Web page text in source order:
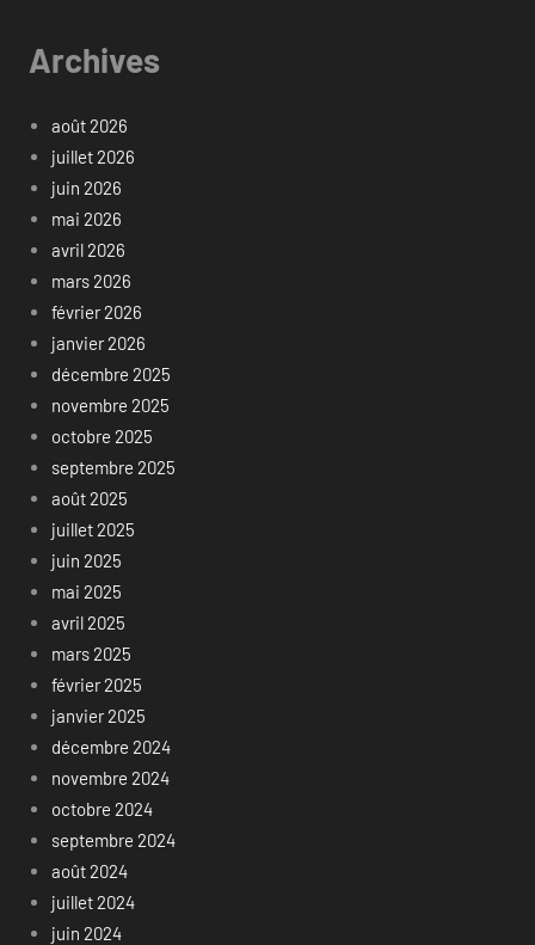
Archives
août 2026
juillet 2026
juin 2026
mai 2026
avril 2026
mars 2026
février 2026
janvier 2026
décembre 2025
novembre 2025
octobre 2025
septembre 2025
août 2025
juillet 2025
juin 2025
mai 2025
avril 2025
mars 2025
février 2025
janvier 2025
décembre 2024
novembre 2024
octobre 2024
septembre 2024
août 2024
juillet 2024
juin 2024